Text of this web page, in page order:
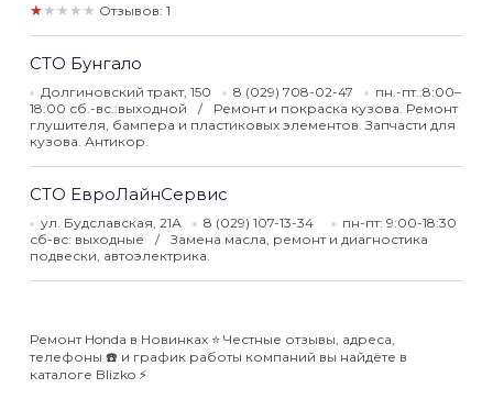
★★★★★ Отзывов: 1
СТО Бунгало
Долгиновский тракт, 150 8 (029) 708-02-47
пн.-пт.:8:00–
18:00 сб.-вс.:выходной
Ремонт и покраска кузова. Ремонт
глушителя, бампера и пластиковых элементов. Запчасти для
кузова. Антикор.
СТО ЕвроЛайнСервис
ул. Будславская, 21А 8 (029) 107-13-34
пн-пт: 9:00-18:30
сб-вс: выходные
Замена масла, ремонт и диагностика
подвески, автоэлектрика.
Ремонт Honda в Новинках ⭐️ Честные отзывы, адреса,
телефоны ☎️ и график работы компаний вы найдёте в
каталоге Blizko ⚡️